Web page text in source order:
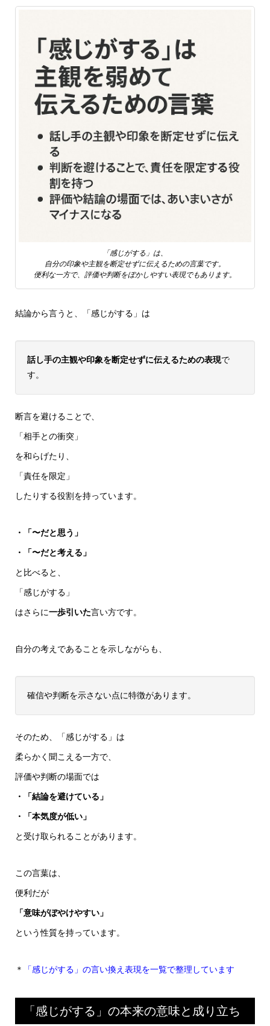
「感じがする」は、
自分の印象や主観を断定せずに伝えるための言葉です。
便利な一方で、評価や判断をぼかしやすい表現でもあります。
結論から言うと、「感じがする」は
話し手の主観や印象を断定せずに伝えるための表現で
す。
断言を避けることで、
「相手との衝突」
を和らげたり、
「責任を限定」
したりする役割を持っています。
・「〜だと思う」
・「〜だと考える」
と比べると、
「感じがする」
はさらに一歩引いた言い方です。
自分の考えであることを示しながらも、
確信や判断を示さない点に特徴があります。
そのため、「感じがする」は
柔らかく聞こえる一方で、
評価や判断の場面では
・「結論を避けている」
・「本気度が低い」
と受け取られることがあります。
この言葉は、
便利だが
「意味がぼやけやすい」
という性質を持っています。
＊ 「感じがする」の言い換え表現を一覧で整理しています
「感じがする」の本来の意味と成り立ち